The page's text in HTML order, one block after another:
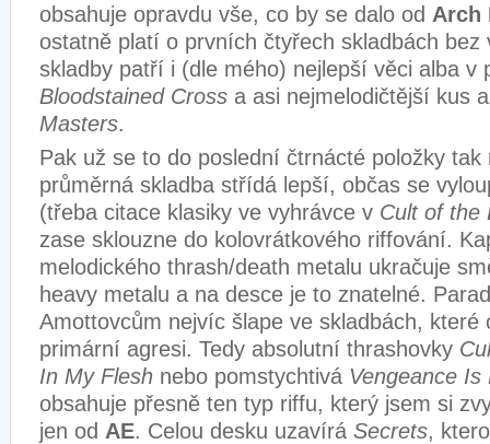
obsahuje opravdu vše, co by se dalo od Arch
ostatně platí o prvních čtyřech skladbách bez
skladby patří i (dle mého) nejlepší věci alba v
Bloodstained Cross a asi nejmelodičtější kus
Masters.
Pak už se to do poslední čtrnácté položky tak
průměrná skladba střídá lepší, občas se
(třeba citace klasiky ve vyhrávce v Cult of the
zase sklouzne do kolovrátkového riffování.
melodického thrash/death metalu ukračuje
heavy metalu a na desce je to znatelné.
Amottovcům nejvíc šlape ve skladbách, které
primární agresi. Tedy absolutní thrashovky
In My Flesh nebo pomstychtivá Vengeance Is
obsahuje přesně ten typ riffu, který jsem si
jen od AE. Celou desku uzavírá Secrets,